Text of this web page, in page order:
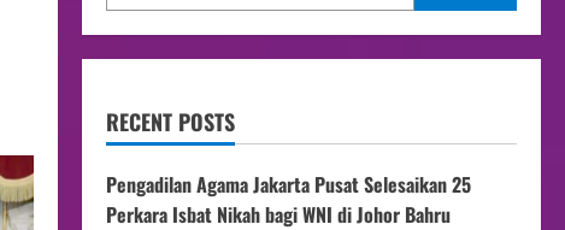
RECENT POSTS
Pengadilan Agama Jakarta Pusat Selesaikan 25
Perkara Isbat Nikah bagi WNI di Johor Bahru